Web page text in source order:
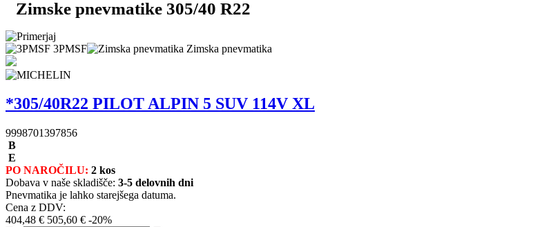
Zimske pnevmatike 305/40 R22
3PMSF Zimska pnevmatika
*305/40R22 PILOT ALPIN 5 SUV 114V XL
9998701397856
B
E
PO NAROČILU: 2 kos
Dobava v naše skladišče: 3-5 delovnih dni
Pnevmatika je lahko starejšega datuma.
Cena z DDV:
404,48 € 505,60 € -20%